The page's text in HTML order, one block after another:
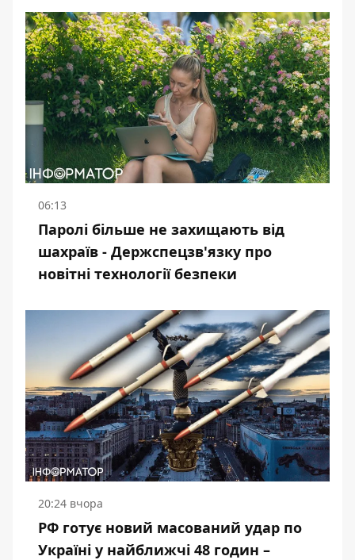
06:13
Паролі більше не захищають від
шахраїв - Держспецзв'язку про
новітні технології безпеки
20:24 вчора
РФ готує новий масований удар по
Україні у найближчі 48 годин –